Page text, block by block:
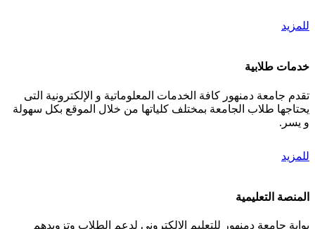
للمزيد
خدمات طلابية
تقدم جامعة دمنهور كافة الخدمات المعلوماتية و الإلكترونية التى
يحتاجها طلاب الجامعة بمختلف كلياتها من خلال الموقع بكل سهولة
و يسر.
للمزيد
المنصة التعليمية
بوابة جامعة دمنهور للتعليم الإلكتروني لدعم الطلاب وتزويدهم